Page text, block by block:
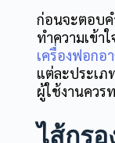
ก่อนจะตอบค
ทำความเข้า
เครื่องฟอกอ
แต่ละประเภ
ผู้ใช้งานควร
ไส้กรอ